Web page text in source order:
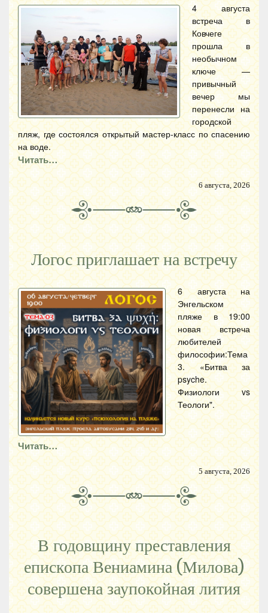
4 августа
встреча в
Ковчеге
прошла в
необычном
ключе —
привычный
вечер мы
перенесли на
городской
пляж, где состоялся открытый мастер-класс по спасению
на воде.
Читать…
6 августа, 2026
Логос приглашает на встречу
6 августа на
Энгельском
пляже в 19:00
новая встреча
любителей
философии:Тема
3. «Битва за
psyche.
Физиологи vs
Теологи".
Читать…
5 августа, 2026
В годовщину преставления
епископа Вениамина (Милова)
совершена заупокойная лития